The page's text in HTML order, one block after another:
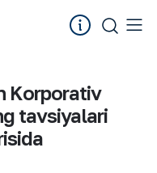
Korporativ
tavsiyalari